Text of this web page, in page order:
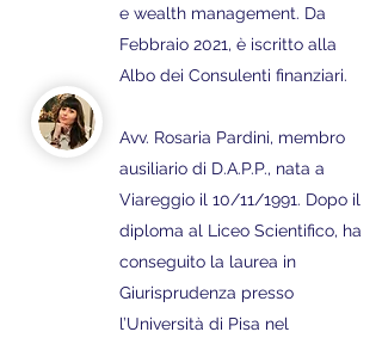
e wealth management. Da
Febbraio 2021, è iscritto alla
Albo dei Consulenti finanziari.
Avv. Rosaria Pardini, membro
ausiliario di D.A.P.P., nata a
Viareggio il 10/11/1991. Dopo il
diploma al Liceo Scientifico, ha
conseguito la laurea in
Giurisprudenza presso
l’Università di Pisa nel